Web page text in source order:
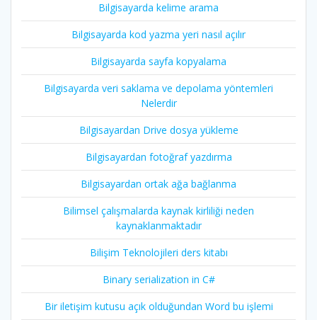
Bilgisayarda kelime arama
Bilgisayarda kod yazma yeri nasıl açılır
Bilgisayarda sayfa kopyalama
Bilgisayarda veri saklama ve depolama yöntemleri
Nelerdir
Bilgisayardan Drive dosya yükleme
Bilgisayardan fotoğraf yazdırma
Bilgisayardan ortak ağa bağlanma
Bilimsel çalışmalarda kaynak kirliliği neden
kaynaklanmaktadır
Bilişim Teknolojileri ders kitabı
Binary serialization in C#
Bir iletişim kutusu açık olduğundan Word bu işlemi